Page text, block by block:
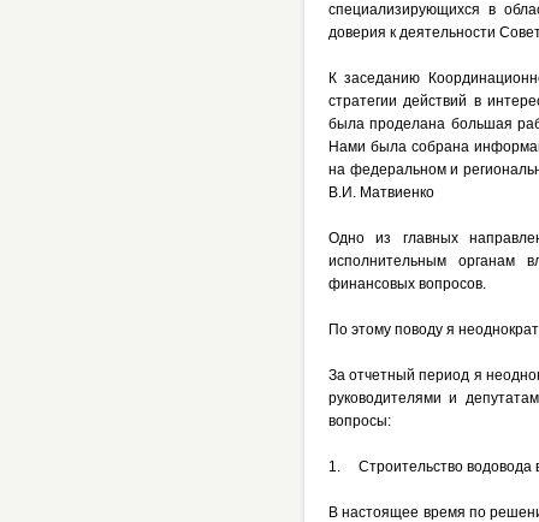
специализирующихся в
доверия к деятельности
К заседанию
стратегии действий в
была проделана большая
Нами была собрана
на федеральном и
В.И. Матвиенко
Одно из главных
исполнительным органам
финансовых вопросов.
По этому поводу я
За отчетный период я
руководителями и
вопросы:
1. Строительство водовода в
В настоящее время по